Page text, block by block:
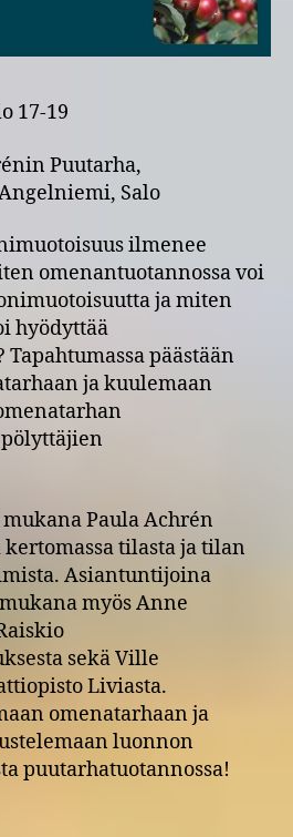
Salossa
17-19
Puutarha,
Salo
ilmenee
omenantuotannossa voi
ja miten
hyödyttää
päästään
ja kuulemaan
Paula Achrén
tilasta ja tilan
Asiantuntijoina
myös Anne
sekä Ville
Liviasta.
omenatarhaan ja
luonnon
puutarhatuotannossa!